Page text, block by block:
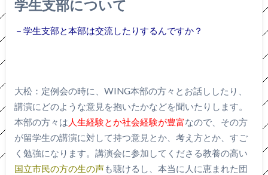
学生支部について
－学生支部と本部は交流したりするんですか？
大松：定例会の時に、WING本部の方々とお話ししたり、
講演にどのような意見を抱いたかなどを聞いたりします。
本部の方々は 人生経験とか社会経験が豊富なので、その方
が留学生の講演に対して持つ意見とか、考え方とか、すご
く勉強になります。講演会に参加してくださる教養の高い
国立市民の方の生の声も聴けるし、本当に人に恵まれた団